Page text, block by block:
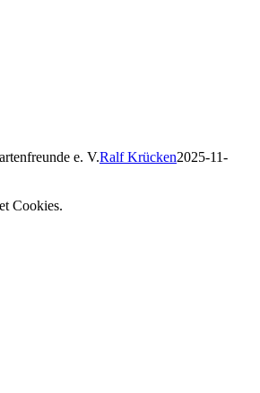
e. V.Ralf Krücken2025-11-
Cookies.